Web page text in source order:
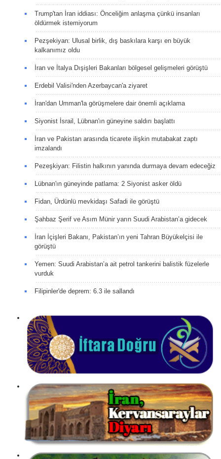
Trump'tan İran iddiası: Önceliğim anlaşma çünkü insanları
öldürmek istemiyorum
Pezşekiyan: Ulusal birlik, dış baskılara karşı en büyük
kalkanımız oldu
İran ve İtalya Dışişleri Bakanları bölgesel gelişmeleri görüştü
Erdebil Valisi'nden Azerbaycan'a ziyaret
İran'dan Umman'la görüşmelere dair önemli açıklama
Siyonist İsrail, Lübnan'ın güneyine saldırı başlattı
İran ve Pakistan arasında ticarete ilişkin mutabakat zaptı
imzalandı
Pezeşkiyan: Filistin halkının yanında durmaya devam edeceğiz
Lübnan'ın güneyinde patlama: 2 Siyonist asker öldü
Fidan, Ürdünlü mevkidaşı Safadi ile görüştü
Şahbaz Şerif ve Asım Münir yarın Suudi Arabistan’a gidecek
İran İçişleri Bakanı, Pakistan’ın yeni Tahran Büyükelçisi ile
görüştü
Yemen: Suudi Arabistan’a ait petrol tankerini balistik füzelerle
vurduk
Filipinler'de deprem: 6.3 ile sallandı